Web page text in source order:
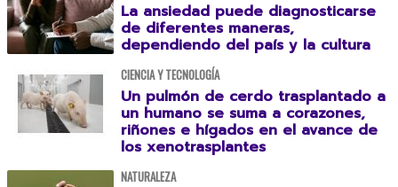
La ansiedad puede diagnosticarse
de diferentes maneras,
dependiendo del país y la cultura
CIENCIA Y TECNOLOGÍA
Un pulmón de cerdo trasplantado a
un humano se suma a corazones,
riñones e hígados en el avance de
los xenotrasplantes
NATURALEZA